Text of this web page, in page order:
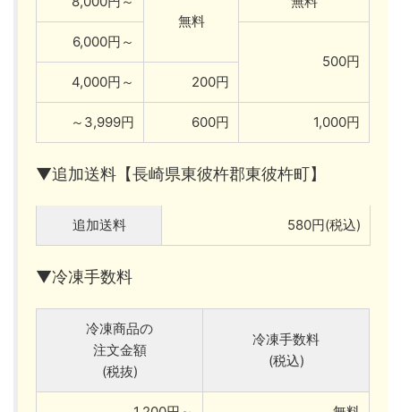
無料
6,000円～
500円
4,000円～
200円
～3,999円 600円 1,000円
▼追加送料【長崎県東彼杵郡東彼杵町】
追加送料 580円(税込)
▼冷凍手数料
冷凍商品の
注文金額
(税抜)
冷凍手数料
(税込)